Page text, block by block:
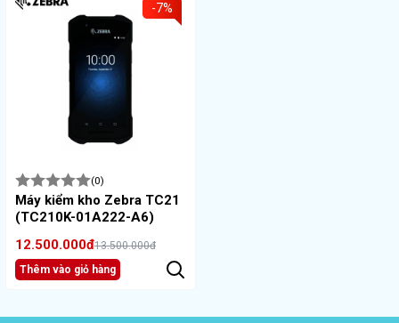
-7%
(0)
Máy kiểm kho Zebra TC21
(TC210K-01A222-A6)
12.500.000đ13.500.000đ
Thêm vào giỏ hàng